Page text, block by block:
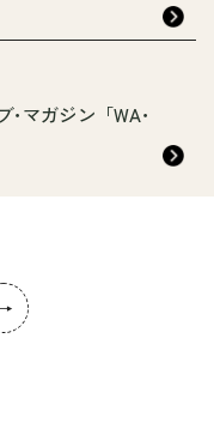
･マガジン「WA･